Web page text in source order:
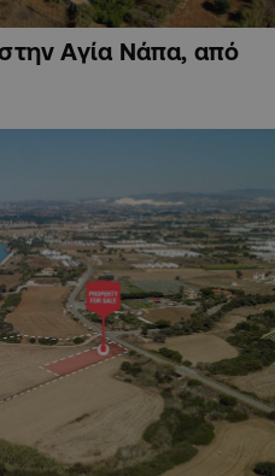
Αγία Νάπα, από